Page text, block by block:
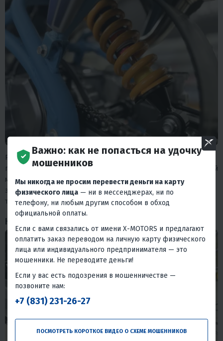
PROMAX KAYOT 150E комплектуется полностью регулируемой
подвеской бренда BROS. Перевёрнутая передняя вилка и задний
моноамортизатор обеспечивают отличную управляемость и
энергоёмкость на любых неровностях - будь то каменистая
тропа или разбитая грунтовка.
Колёса, резина и приводная цепь
Важно: как не попасться на удочку
мошенников
Мы никогда не просим перевести деньги на карту
физического лица — ни в мессенджерах, ни по
телефону, ни любым другим способом в обход
официальной оплаты.
Если с вами связались от имени X-MOTORS и предлагают
оплатить заказ переводом на личную карту физического
лица или индивидуального предпринимателя — это
мошенники. Не переводите деньги!
Если у вас есть подозрения в мошенничестве —
позвоните нам:
+7 (831) 231-26-27
ПОСМОТРЕТЬ КОРОТКОЕ ВИДЕО О СХЕМЕ МОШЕННИКОВ